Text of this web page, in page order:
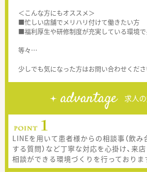
＜こんな方にもオススメ＞
■忙しい店舗でメリハリ付けて働きたい方
■福利厚生や研修制度が充実している環境
等々…
少しでも気になった方はお問い合わせくだ
advantage 求人
LINEを用いて患者様からの相談事（飲み
する質問）など丁寧な対応を心掛け、来
相談ができる環境づくりを行っておりま